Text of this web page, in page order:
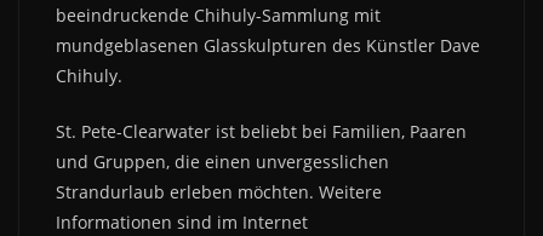
beeindruckende Chihuly-Sammlung mit
mundgeblasenen Glasskulpturen des Künstler Dave
Chihuly.
St. Pete-Clearwater ist beliebt bei Familien, Paaren
und Gruppen, die einen unvergesslichen
Strandurlaub erleben möchten. Weitere
Informationen sind im Internet